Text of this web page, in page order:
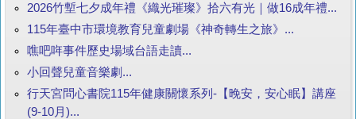
2026竹塹七夕成年禮《織光璀璨》拾六有光｜做16成年禮...
115年臺中市環境教育兒童劇場《神奇轉生之旅》...
噍吧哖事件歷史場域台語走讀...
小回聲兒童音樂劇...
行天宮問心書院115年健康關懷系列-【晚安，安心眠】講座
(9-10月)...